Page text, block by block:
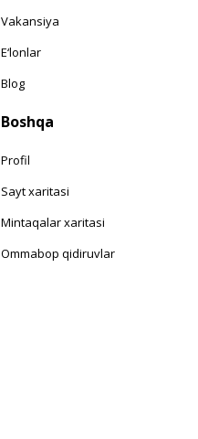
Vakansiya
E‘lonlar
Blog
Boshqa
Profil
Sayt xaritasi
Mintaqalar xaritasi
Ommabop qidiruvlar